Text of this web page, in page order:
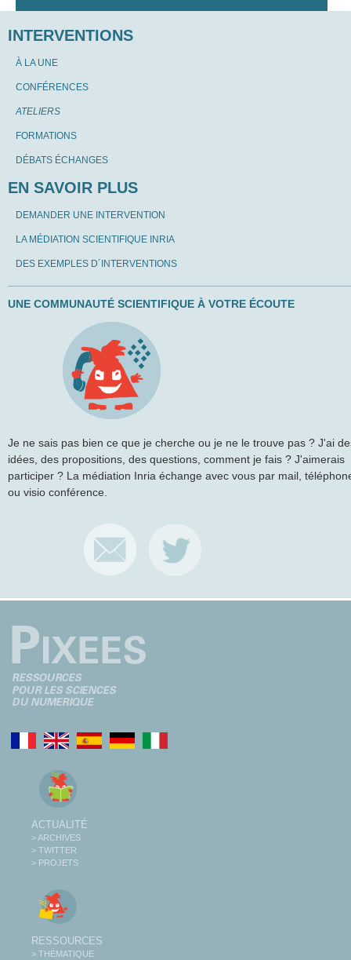
INTERVENTIONS
À LA UNE
CONFÉRENCES
ATELIERS
FORMATIONS
DÉBATS ÉCHANGES
EN SAVOIR PLUS
DEMANDER UNE INTERVENTION
LA MÉDIATION SCIENTIFIQUE INRIA
DES EXEMPLES D´INTERVENTIONS
UNE COMMUNAUTÉ SCIENTIFIQUE À VOTRE ÉCOUTE
Je ne sais pas bien ce que je cherche ou je ne le trouve pas ? J'ai
idées, des propositions, des questions, comment je fais ? J'aimerais
participer ? La médiation Inria échange avec vous par mail,
ou visio conférence.
ACTUALITÉ
> ARCHIVES
> TWITTER
> PROJETS
RESSOURCES
> THÉMATIQUE